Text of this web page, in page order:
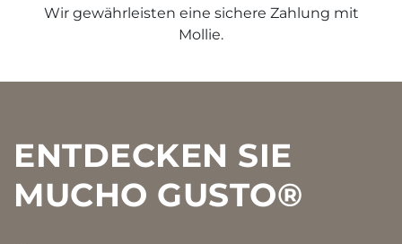
Wir gewährleisten eine sichere Zahlung mit
Mollie.
Footer
ENTDECKEN SIE
MUCHO GUSTO®